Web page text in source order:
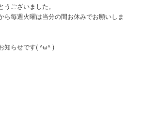
ございました。
ら毎週火曜は当分の間お休みでお願いしま
知らせです( ^ω^ )